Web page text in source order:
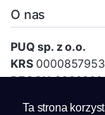
Ta strona
O nas
PUQ sp. z o.o.
KRS0000857953
REGON